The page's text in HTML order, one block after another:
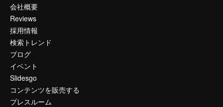
会社概要
Reviews
採用情報
検索トレンド
ブログ
イベント
Slidesgo
コンテンツを販売する
プレスルーム